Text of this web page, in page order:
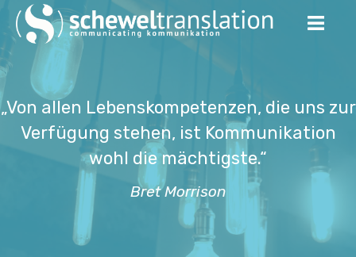
„Von allen Lebenskompetenzen, die uns zur
Verfügung stehen, ist Kommunikation
wohl die mächtigste.“
Bret Morrison